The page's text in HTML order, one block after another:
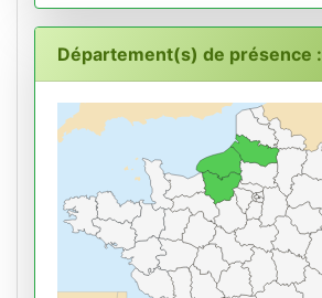
Département(s) de présence :